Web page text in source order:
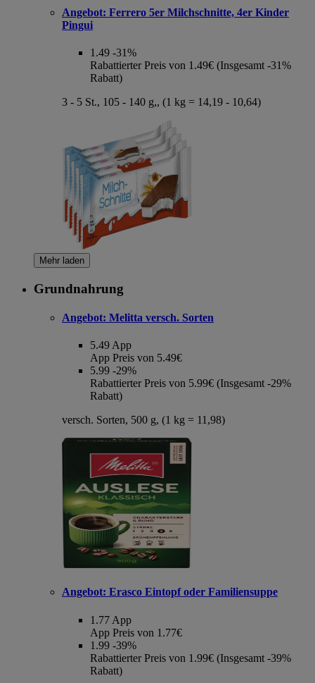
Angebot: Ferrero 5er Milchschnitte, 4er Kinder
Pingui
1.49 -31%
Rabattierter Preis von 1.49€ (Insgesamt -31%
Rabatt)
3 - 5 St., 105 - 140 g,, (1 kg = 14,19 - 10,64)
Mehr laden
Grundnahrung
Angebot: Melitta versch. Sorten
5.49 App
App Preis von 5.49€
5.99 -29%
Rabattierter Preis von 5.99€ (Insgesamt -29%
Rabatt)
versch. Sorten, 500 g, (1 kg = 11,98)
Angebot: Erasco Eintopf oder Familiensuppe
1.77 App
App Preis von 1.77€
1.99 -39%
Rabattierter Preis von 1.99€ (Insgesamt -39%
Rabatt)